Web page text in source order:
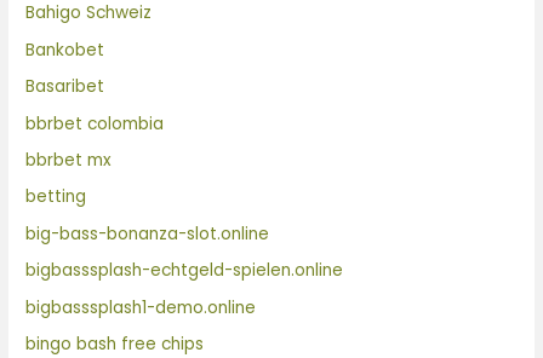
Bahigo Schweiz
Bankobet
Basaribet
bbrbet colombia
bbrbet mx
betting
big-bass-bonanza-slot.online
bigbasssplash-echtgeld-spielen.online
bigbasssplash1-demo.online
bingo bash free chips